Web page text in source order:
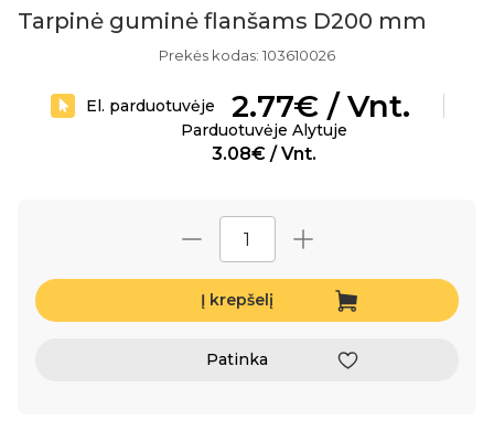
Tarpinė guminė flanšams D200 mm
Prekės kodas: 103610026
El. parduotuvėje 2.77€ / Vnt.
Parduotuvėje Alytuje
3.08€ / Vnt.
Į krepšelį
Patinka